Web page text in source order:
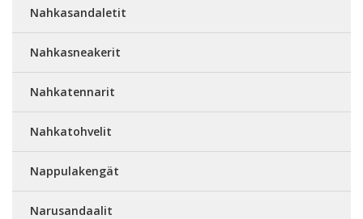
Nahkasandaletit
Nahkasneakerit
Nahkatennarit
Nahkatohvelit
Nappulakengät
Narusandaalit